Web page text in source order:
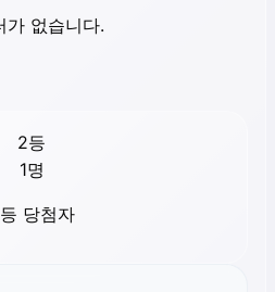
가 없습니다.
2등
1명
당첨자